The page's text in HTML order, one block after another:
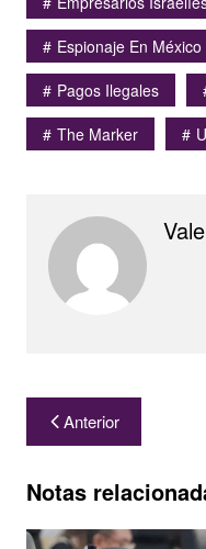
Espionaje En México
Pagos Ilegales
The Marker
Navegación
de
entradas
Anterior
Notas